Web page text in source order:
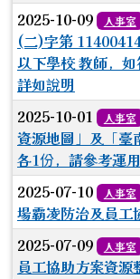
2025-10-09 人事室
(二)字第
以下學校 教師，如
詳如說明
2025-10-01 人事室
資源地圖」及「臺
各1份，請參考運用
2025-07-10 人事室
場霸凌防治及員工
2025-07-09 人事室
員工協助方案資源